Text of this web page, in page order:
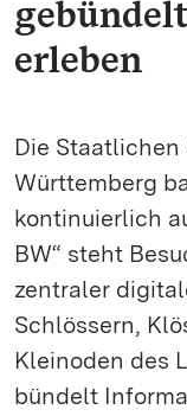
erleben
Die
Württemberg
kontinuierlich
BW“ steht
zentraler
Schlössern,
Kleinoden des
bündelt